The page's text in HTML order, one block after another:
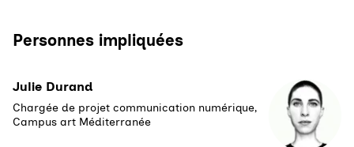
Personnes impliquées
Julie Durand
Chargée de projet communication numérique,
Campus art Méditerranée